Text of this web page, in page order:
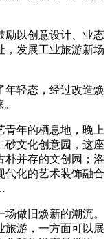
励以创意设计、业态
，发展工业旅游新场
年轻态，经过改造焕
青年的栖息地，晚上
砂文化创意园，这座
朴并存的文创园；洛
代化的艺术装饰融合
做旧焕新的潮流。
旅游，一方面可以展